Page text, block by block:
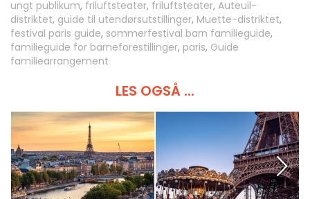
ungt publikum, friluftsteater, friluftsteater, Auteuil-
distriktet, guide til utendørsutstillinger, Muette-distriktet,
festival paris guide, sommerfestival barn familieguide,
familieguide for barneforestillinger, paris, Guide
familiearrangement
LES OGSÅ ...